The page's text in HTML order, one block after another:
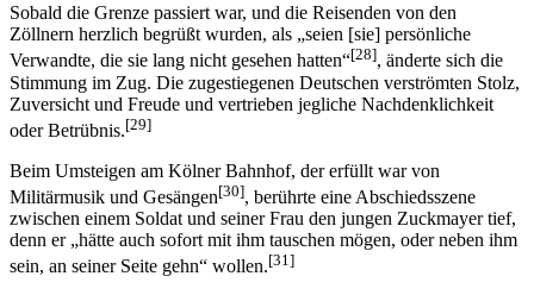
Sobald die Grenze passiert war, und die Reisenden von den
Zöllnern herzlich begrüßt wurden, als „seien [sie] persönliche
Verwandte, die sie lang nicht gesehen hatten“[28], änderte sich die
Stimmung im Zug. Die zugestiegenen Deutschen verströmten Stolz,
Zuversicht und Freude und vertrieben jegliche Nachdenklichkeit
oder Betrübnis.[29]
Beim Umsteigen am Kölner Bahnhof, der erfüllt war von
Militärmusik und Gesängen[30], berührte eine Abschiedsszene
zwischen einem Soldat und seiner Frau den jungen Zuckmayer tief,
denn er „hätte auch sofort mit ihm tauschen mögen, oder neben ihm
sein, an seiner Seite gehn“ wollen.[31]